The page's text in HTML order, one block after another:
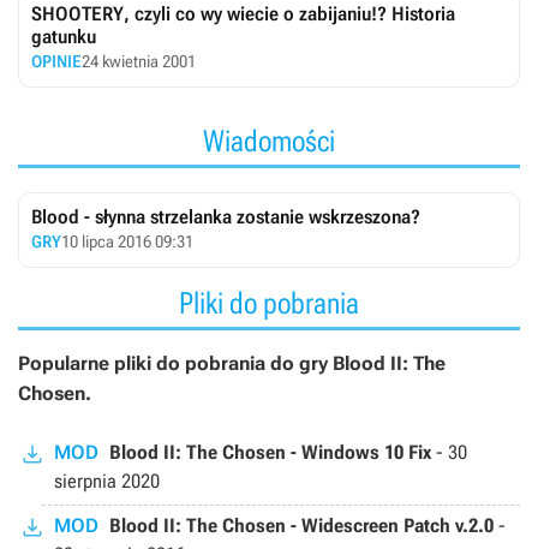
SHOOTERY, czyli co wy wiecie o zabijaniu!? Historia
gatunku
OPINIE24 kwietnia 2001
Wiadomości
Blood - słynna strzelanka zostanie wskrzeszona?
GRY10 lipca 2016 09:31
Pliki do pobrania
Popularne pliki do pobrania do gry Blood II: The
Chosen.
MOD Blood II: The Chosen - Windows 10 Fix - 30
sierpnia 2020
MOD Blood II: The Chosen - Widescreen Patch v.2.0 -